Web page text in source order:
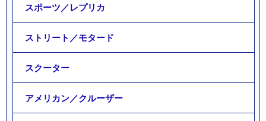
スポーツ／レプリカ
ストリート／モタード
スクーター
アメリカン／クルーザー